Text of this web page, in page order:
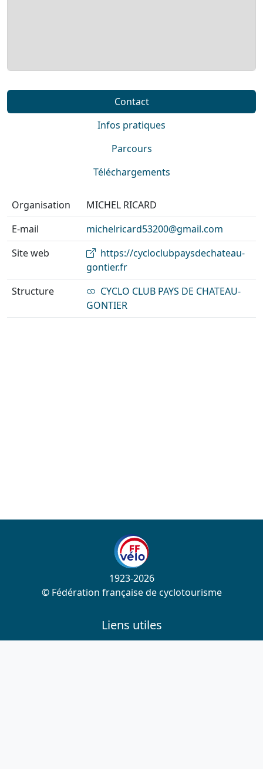
Contact
Infos pratiques
Parcours
Téléchargements
Organisation
MICHEL RICARD
E-mail
michelricard53200@gmail.com
Site web
https://cycloclubpaysdechateau-
gontier.fr
Structure
CYCLO CLUB PAYS DE CHATEAU-
GONTIER
1923-2026
© Fédération française de cyclotourisme
Liens utiles